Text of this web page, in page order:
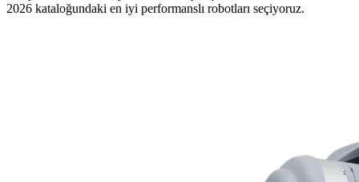
2026 kataloğundaki en iyi performanslı robotları seçiyoruz.